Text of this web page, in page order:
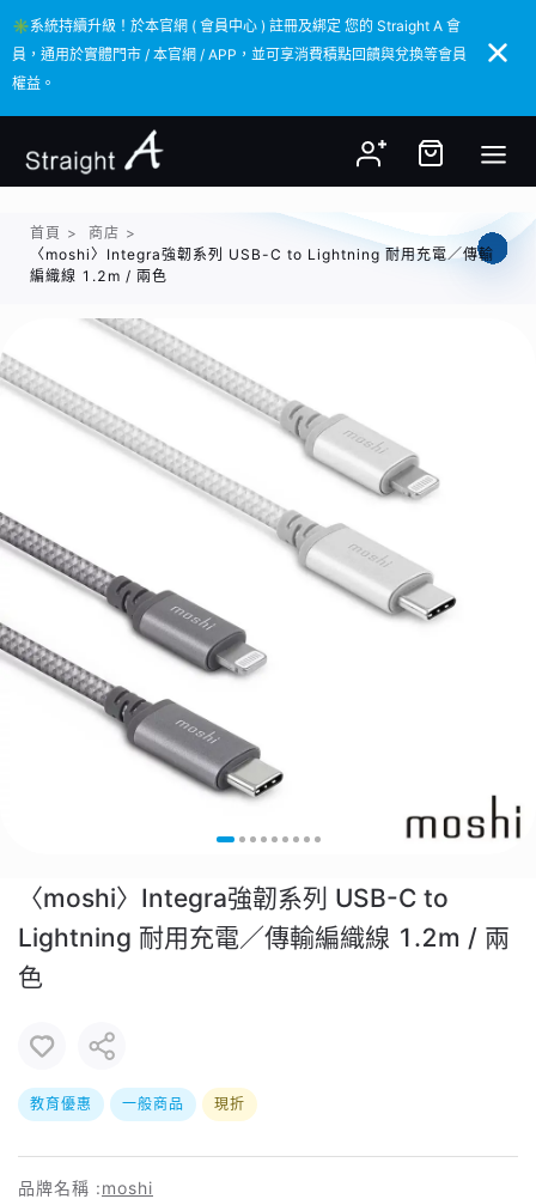
✳️系統持續升級！於本官網 ( 會員中心 ) 註冊及綁定 您的 Straight A 會
員，通用於實體門市 / 本官網 / APP，並可享消費積點回饋與兌換等會員
權益。
✳️系統持續升級！於本官網 ( 會員中心 ) 註冊及綁定 您的 Straight A 會
員，通用於實體門市 / 本官網 / APP，並可享消費積點回饋與兌換等會員
權益。
首頁 > 商店 >
〈moshi〉Integra強韌系列 USB-C to Lightning 耐用充電／傳輸
編織線 1.2m / 兩色
〈moshi〉Integra強韌系列 USB-C to
Lightning 耐用充電／傳輸編織線 1.2m / 兩
色
教育優惠 一般商品 現折
品牌名稱 :moshi